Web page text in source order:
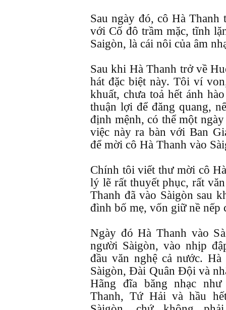
Sau ngày đó, cô Hà
với Cố đô trầm mặc, tĩnh
Saigòn, là cái nôi của âm
Sau khi Hà Thanh trở về
hát đặc biệt này. Tôi ví
khuất, chưa toả hết ánh
thuận lợi để đăng quang,
định mệnh, có thể một
việc này ra bàn với Ban
để mời cô Hà Thanh vào
Chính tôi viết thư mời cô
lý lẽ rất thuyết phục, rất
Thanh đã vào Sàigòn sau
đình bố mẹ, vốn giữ nề nếp
Ngày đó Hà Thanh vào
người Sàigòn, vào nhịp
đầu văn nghệ cả nước.
Sàigòn, Đài Quân Đội và
Hãng đĩa băng nhạc
Thanh, Tứ Hải và hầu